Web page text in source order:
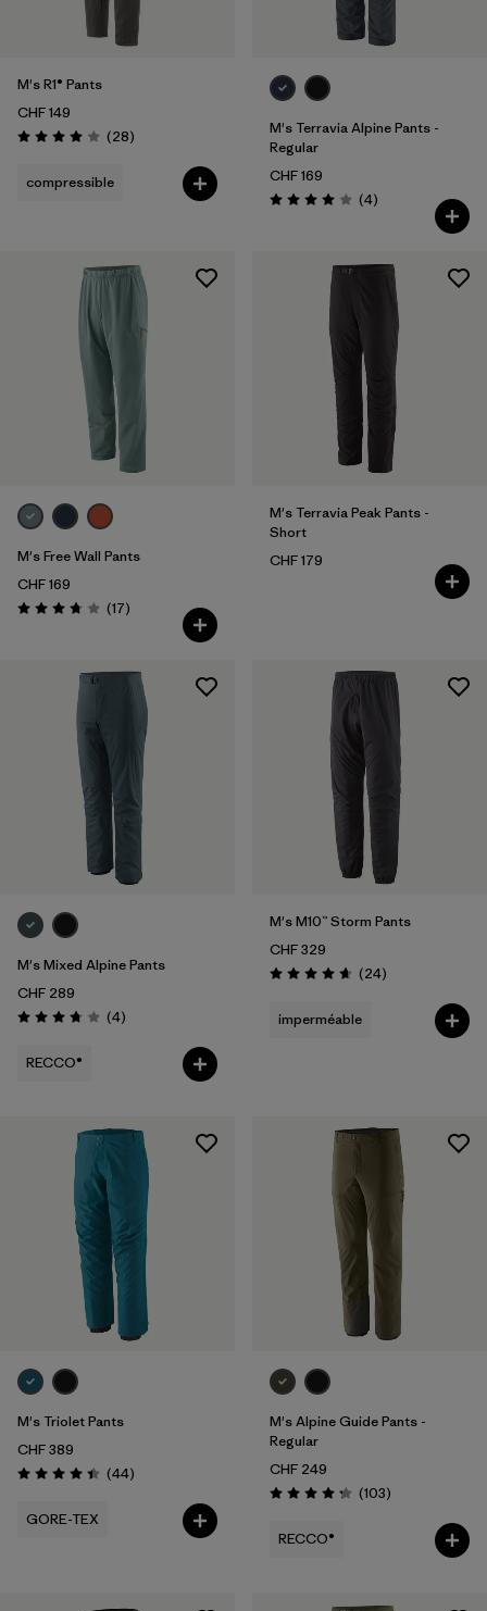
M's R1® Pants
CHF 149
Évaluation: 4.0 / 5
(28Avis
)
compressible
M's Terravia Alpine Pants -
Regular
CHF 169
Évaluation: 4.0 / 5
(4Avis
)
M's Free Wall Pants
CHF 169
Évaluation: 3.8 / 5
(17Avis
)
M's Terravia Peak Pants -
Short
CHF 179
M's Mixed Alpine Pants
CHF 289
Évaluation: 3.8 / 5
(4Avis
)
RECCO®
M's M10™ Storm Pants
CHF 329
Évaluation: 4.7 / 5
(24Avis
)
imperméable
M's Triolet Pants
CHF 389
Évaluation: 4.4 / 5
(44Avis
)
GORE-TEX
M's Alpine Guide Pants -
Regular
CHF 249
Évaluation: 4.2 / 5
(103Avis
)
RECCO®